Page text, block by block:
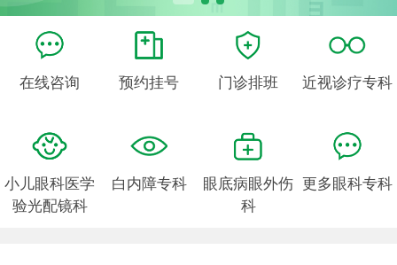
在线咨询 预约挂号 门诊排班 近视诊疗专科
小儿眼科医学
验光配镜科
白内障专科
眼底病眼外伤
科
更多眼科专科